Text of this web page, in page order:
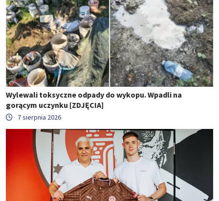
Wylewali toksyczne odpady do wykopu. Wpadli na
gorącym uczynku [ZDJĘCIA]
7 sierpnia 2026